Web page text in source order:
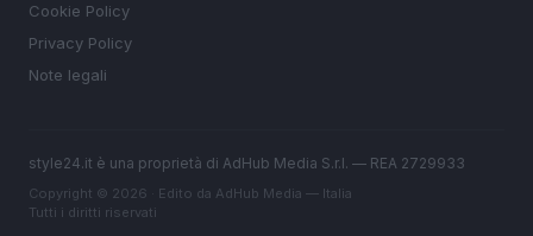
Cookie Policy
Privacy Policy
Note legali
style24.it è una proprietà di AdHub Media S.r.l. — REA 2729933
Copyright © 2026 · Edito da AdHub Media — Italia
Tutti i diritti riservati